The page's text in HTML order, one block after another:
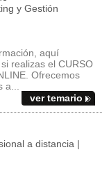
y Gestión
aquí
realizas el CURSO
Ofrecemos
ver temario
a distancia |